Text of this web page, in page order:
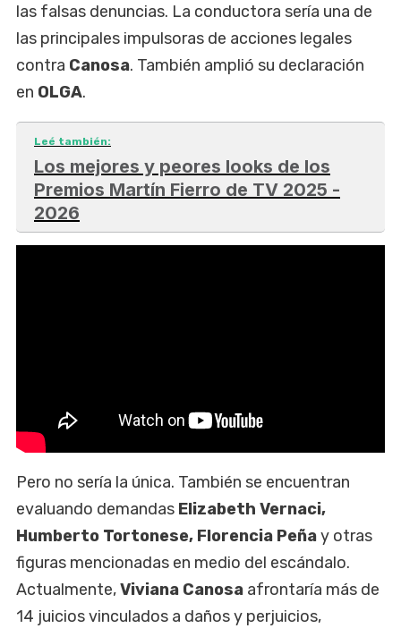
las falsas denuncias. La conductora sería una de
las principales impulsoras de acciones legales
contra Canosa. También amplió su declaración
en OLGA.
Leé también:
Los mejores y peores looks de los
Premios Martín Fierro de TV 2025 -
2026
Pero no sería la única. También se encuentran
evaluando demandas Elizabeth Vernaci,
Humberto Tortonese, Florencia Peñay otras
figuras mencionadas en medio del escándalo.
Actualmente,Viviana Canosa afrontaría más de
14 juicios vinculados a daños y perjuicios,